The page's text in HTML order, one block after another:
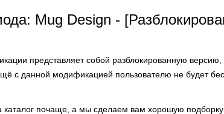
Mug Design -
представляет собой разблокированную версию,
с данной модификацией пользователю не будет
каталог почаще, а мы сделаем вам хорошую